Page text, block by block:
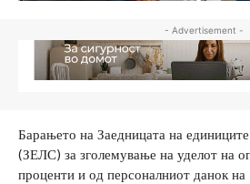
- Advertisement -
Барањето на Заедницата на
(ЗЕЛС) за зголемување на уделот на
проценти и од персоналниот данок